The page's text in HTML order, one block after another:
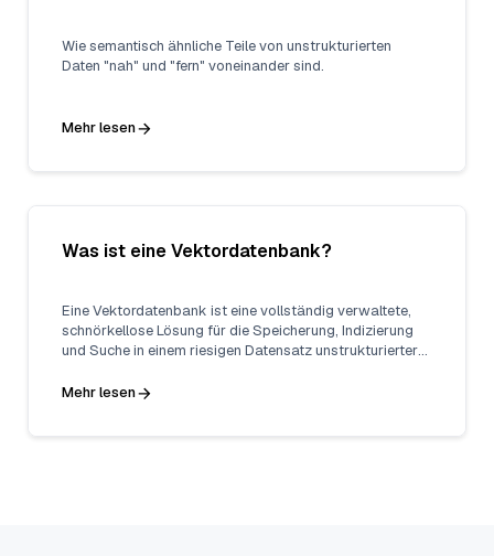
Wie semantisch ähnliche Teile von unstrukturierten
Daten "nah" und "fern" voneinander sind.
Mehr lesen
Was ist eine Vektordatenbank?
Eine Vektordatenbank ist eine vollständig verwaltete,
schnörkellose Lösung für die Speicherung, Indizierung
und Suche in einem riesigen Datensatz unstrukturierter
maschinellen Lernmodellen nutzt.
Mehr lesen